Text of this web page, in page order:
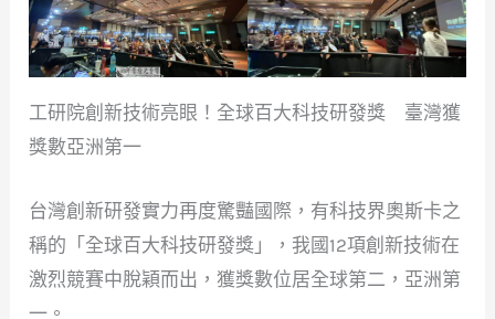
工研院創新技術亮眼！全球百大科技研發獎 臺灣獲
獎數亞洲第一
台灣創新研發實力再度驚豔國際，有科技界奧斯卡之
稱的「全球百大科技研發獎」，我國12項創新技術在
激烈競賽中脫穎而出，獲獎數位居全球第二，亞洲第
一。